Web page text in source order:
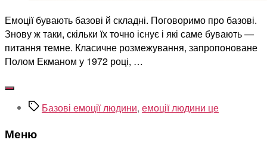
Емоції бувають базові й складні. Поговоримо про базові.
Знову ж таки, скільки їх точно існує і які саме бувають —
питання темне. Класичне розмежування, запропоноване
Полом Екманом у 1972 році, …
Позначки
Базові емоції людини, емоції людини це
Меню